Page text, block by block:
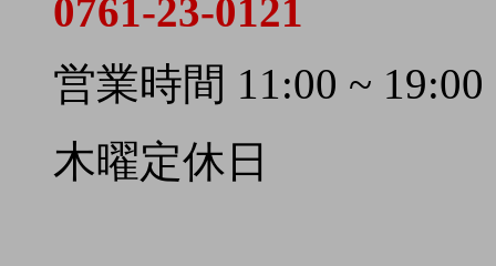
0761-23-0121
営業時間 11:00 ~ 19:00
木曜定休日